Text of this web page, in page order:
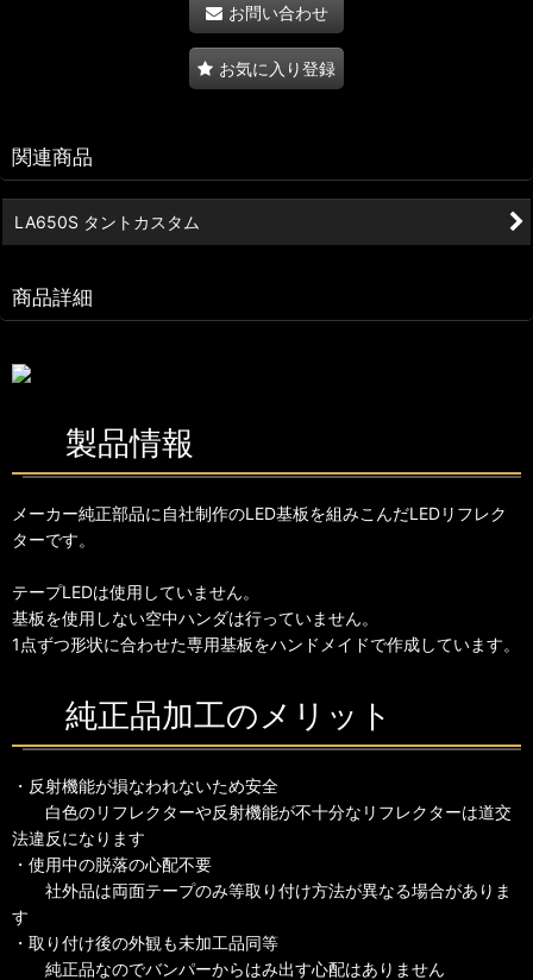
お問い合わせ
お気に入り登録
関連商品
LA650S タントカスタム
商品詳細
製品情報
メーカー純正部品に自社制作のLED基板を組みこんだLEDリフレク
ターです。
テープLEDは使用していません。
基板を使用しない空中ハンダは行っていません。
1点ずつ形状に合わせた専用基板をハンドメイドで作成しています。
純正品加工のメリット
・反射機能が損なわれないため安全
白色のリフレクターや反射機能が不十分なリフレクターは道交
法違反になります
・使用中の脱落の心配不要
社外品は両面テープのみ等取り付け方法が異なる場合がありま
す
・取り付け後の外観も未加工品同等
純正品なのでバンパーからはみ出す心配はありません